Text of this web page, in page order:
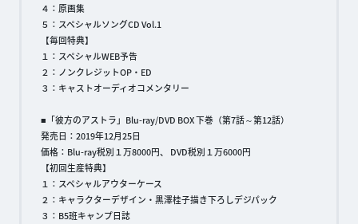
４：原画集
５：スペシャルソングCD Vol.1
【毎回特典】
１：スペシャルWEB予告
２：ノンクレジットOP・ED
３：キャストオーディオコメンタリー
■「彼方のアストラ」Blu-ray/DVD BOX 下巻（第7話～第12話）
発売日：2019年12月25日
価格：Blu-ray税別１万8000円、 DVD税別１万6000円
【初回生産特典】
１：スペシャルアウターケース
２：キャラクターデザイン・黒澤桂子描き下ろしデジパック
３：B5班キャンプ日誌